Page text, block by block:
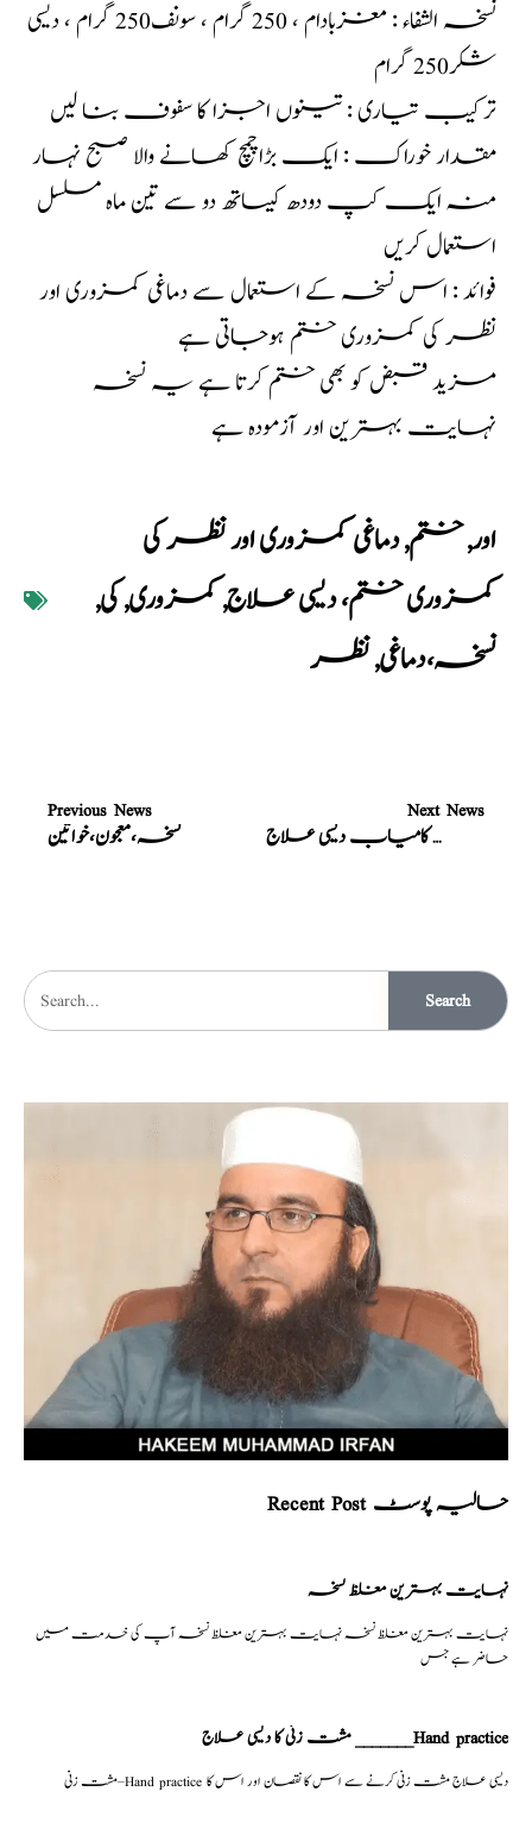
نسخہ الشفاء : مغزبادام ، 250 گرام ، سونف250 گرام ، دیسی
شکر250 گرام
ترکیب تیاری : تینوں اجزا کا سفوف بنا لیں
مقدار خوراک : ایک بڑاچمچ کھانے والا صبح نہار
منہ ایک کپ دودھ کیساتھ دو سے تین ماہ مسلسل
استعمال کریں
فوائد : اس نسخہ کے استعمال سے دماغی کمزوری اور
نظر کی کمزوری ختم ہوجاتی ہے
مزید قبض کو بھی ختم کرتا ہے یہ نسخہ
نہایت بہترین اور آزمودہ ہے
اور,ختم,دماغی کمزوری اور نظر کی
کمزوری ختم، دیسی علاج, کمزوری,کی,
نسخہ،دماغی,نظر
Previous News
نسخہ،معجون،خواتین
Next News
کمزوری نظر مکمل ختم، سو فیصد کامیاب دیسی علاج
Search
Recent Post حالیہ پوسٹ
نہایت بہترین مغلظ نسخہ
نہایت بہترین مغلظ نسخہ نہایت بہترین مغلظ نسخہ آپ کی خدمت میں
حاضر ہے جس
مشت زنی کا دیسی علاج _______Hand practice
مشت زنی–Hand practice دیسی علاج مشت زنی کرنے سے اس کا نقصان اور اس کا